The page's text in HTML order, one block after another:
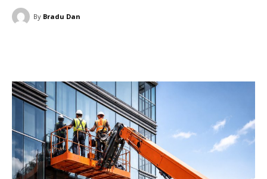
By Bradu Dan